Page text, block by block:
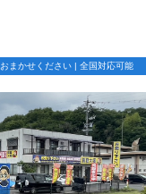
まかせください | 全国対応可能